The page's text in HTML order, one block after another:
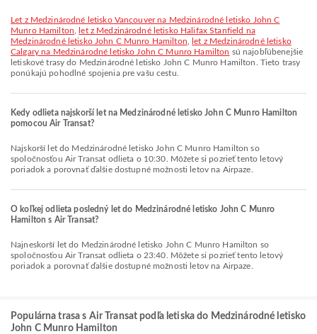
let z Medzinárodné letisko Vancouver na Medzinárodné letisko John C
Munro Hamilton
let z Medzinárodné letisko Halifax Stanfield na
Medzinárodné letisko John C Munro Hamilton
let z Medzinárodné letisko
Calgary na Medzinárodné letisko John C Munro Hamilton sú najobľúbenejšie
letiskové trasy do Medzinárodné letisko John C Munro Hamilton. Tieto trasy
ponúkajú pohodlné spojenia pre vašu cestu.
Kedy odlieta najskorší let na Medzinárodné letisko John C Munro Hamilton
pomocou Air Transat?
Najskorší let do Medzinárodné letisko John C Munro Hamilton so
spoločnosťou Air Transat odlieta o 10:30. Môžete si pozrieť tento letový
poriadok a porovnať ďalšie dostupné možnosti letov na Airpaze.
O koľkej odlieta posledný let do Medzinárodné letisko John C Munro
Hamilton s Air Transat?
Najneskorší let do Medzinárodné letisko John C Munro Hamilton so
spoločnosťou Air Transat odlieta o 23:40. Môžete si pozrieť tento letový
poriadok a porovnať ďalšie dostupné možnosti letov na Airpaze.
Populárna trasa s Air Transat podľa letiska do Medzinárodné letisko
John C Munro Hamilton